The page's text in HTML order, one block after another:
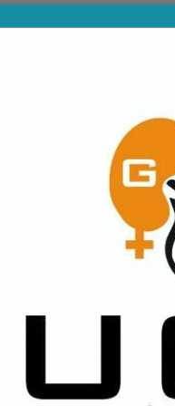
PROVINCIALES